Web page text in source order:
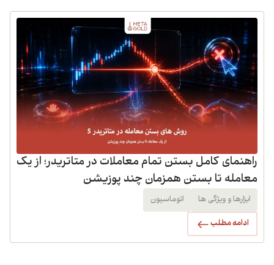
راهنمای کامل بستن تمام معاملات در متاتریدر؛ از یک
معامله تا بستن همزمان چند پوزیشن
ابزارها و ویژگی ها اتوماسیون
ادامه مطلب